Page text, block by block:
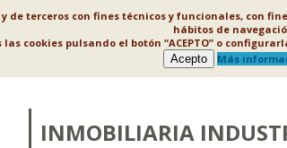
de terceros con fines técnicos y funcionales,
hábitos de
cookies pulsando el botón “ACEPTO” o
Acepto
Más
INMOBILIARIA